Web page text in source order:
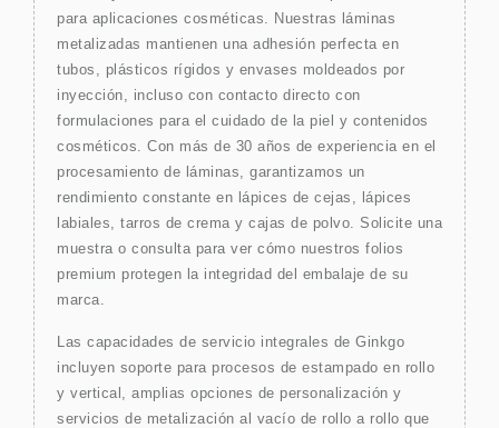
para aplicaciones cosméticas. Nuestras láminas
metalizadas mantienen una adhesión perfecta en
tubos, plásticos rígidos y envases moldeados por
inyección, incluso con contacto directo con
formulaciones para el cuidado de la piel y contenidos
cosméticos. Con más de 30 años de experiencia en el
procesamiento de láminas, garantizamos un
rendimiento constante en lápices de cejas, lápices
labiales, tarros de crema y cajas de polvo. Solicite una
muestra o consulta para ver cómo nuestros folios
premium protegen la integridad del embalaje de su
marca.
Las capacidades de servicio integrales de Ginkgo
incluyen soporte para procesos de estampado en rollo
y vertical, amplias opciones de personalización y
servicios de metalización al vacío de rollo a rollo que